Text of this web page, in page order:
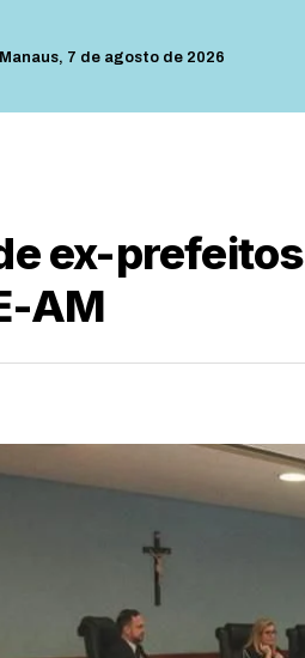
Manaus, 7 de agosto de 2026
ex-
AM